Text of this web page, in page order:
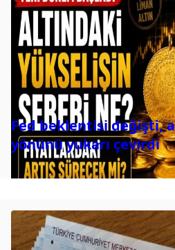
Fed beklentisi değişti,
yönünü yukarı çevirdi